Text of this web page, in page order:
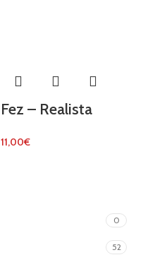
0
52
Fez – Realista
11,00€